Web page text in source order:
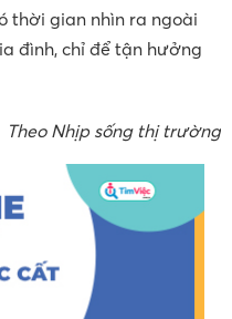
thời gian nhìn ra ngoài
đình, chỉ để tận hưởng
Theo Nhịp sống thị trường